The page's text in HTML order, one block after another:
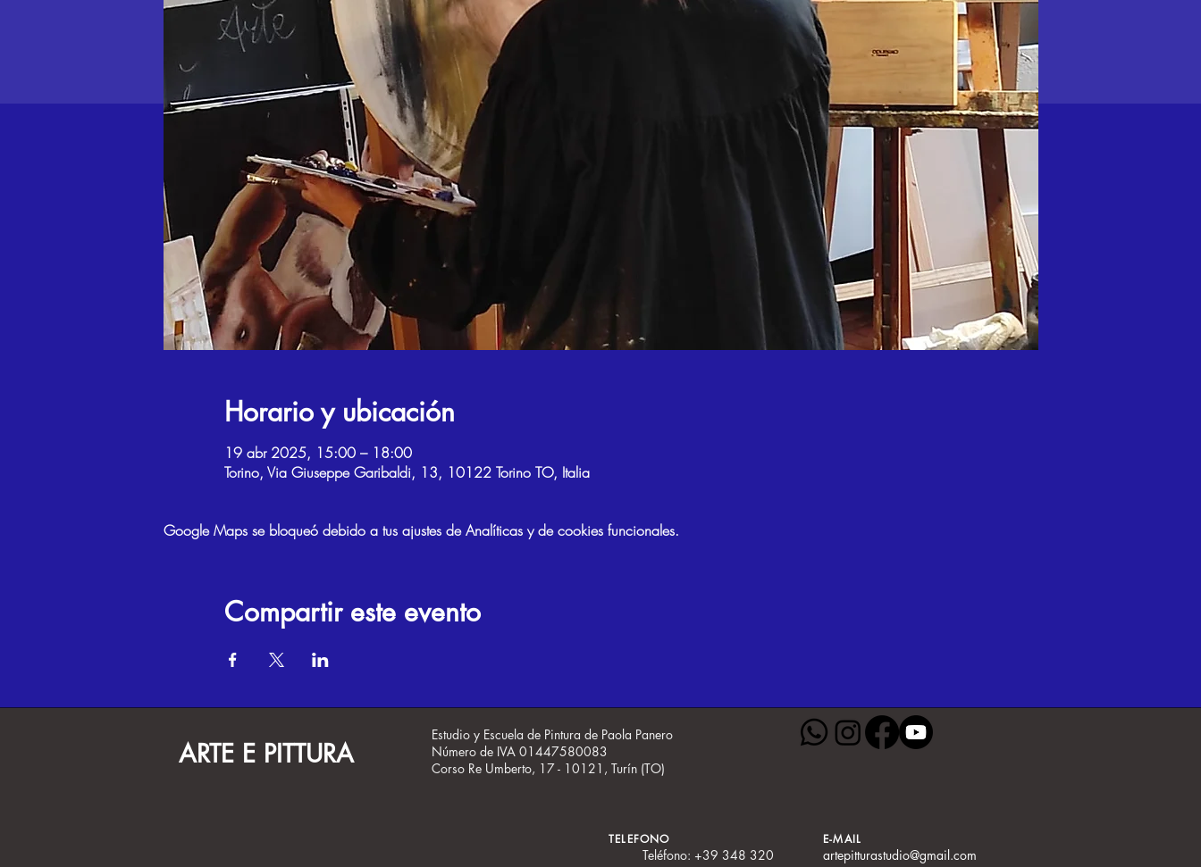
Horario y ubicación
19 abr 2025, 15:00 – 18:00
Torino, Via Giuseppe Garibaldi, 13, 10122 Torino TO, Italia
Google Maps se bloqueó debido a tus ajustes de Analíticas y de cookies funcionales.
Compartir este evento
ARTE E PITTURA
Estudio y Escuela de Pintura de Paola Panero
Número de IVA 01447580083
Corso Re Umberto, 17 - 10121, Turín (TO)
TELEFONO
Teléfono: +39 348 320
E-MAIL
artepitturastudio@gmail.com